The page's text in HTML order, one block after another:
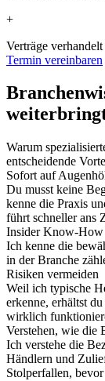
+
Verträge verhandelt
Termin vereinbaren
Warum
entscheidende
Sofort auf
Du musst keine
kenne die Praxis
führt schneller ans
Insider Know-How
Ich kenne die
in der Branche
Risiken vermeiden
Weil ich typische
erkenne, erhältst
wirklich
Verstehen, wie die
Ich verstehe die
Händlern und
Stolperfallen,